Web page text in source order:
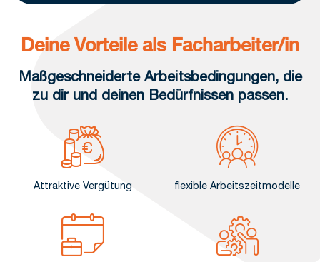
Deine Vorteile als Facharbeiter/in
Maßgeschneiderte Arbeitsbedingungen, die
zu dir und deinen Bedürfnissen passen.
Attraktive Vergütung flexible Arbeitszeitmodelle